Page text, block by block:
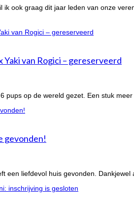
ik ook graag dit jaar leden van onze
Yaki van Rogici – gereserveerd
pups op de wereld gezet. Een stuk
gevonden!
een liefdevol huis gevonden.